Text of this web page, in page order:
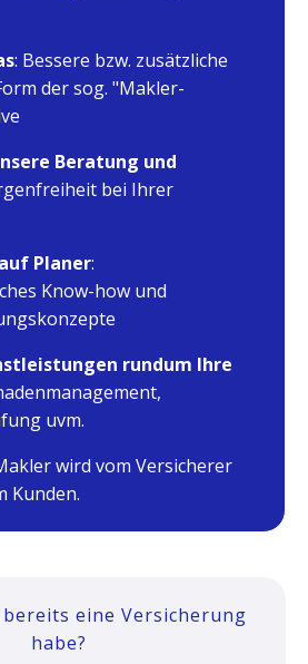
: Bessere bzw. zusätzliche
der sog. "Makler-
Beratung und
bei Ihrer
Planer:
Know-how und
rundum Ihre
uvm.
wird vom Versicherer
Kunden.
bereits eine Versicherung
habe?